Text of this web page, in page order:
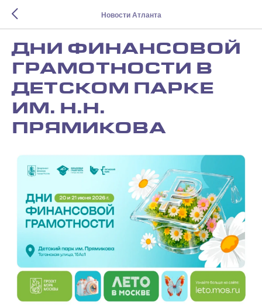
Новости Атланта
ДНИ ФИНАНСОВОЙ
ГРАМОТНОСТИ В
ДЕТСКОМ ПАРКЕ
ИМ. Н.Н.
ПРЯМИКОВА